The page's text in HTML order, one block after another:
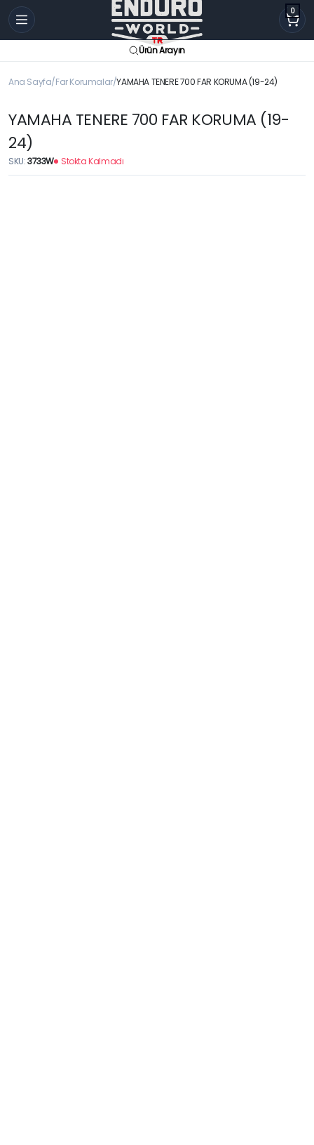
0
Ürün Arayın
Ana Sayfa Far Korumalar YAMAHA TENERE 700 FAR KORUMA (19-24)
YAMAHA TENERE 700 FAR KORUMA (19-
24)
SKU:3733W Stokta Kalmadı